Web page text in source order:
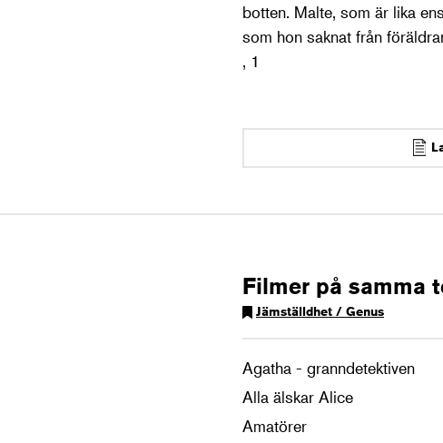
botten. Malte, som är lika
som hon saknat från
, 1
Filmer på samma
Jämställdhet / Genus
Agatha - granndetektiven
Alla älskar Alice
Amatörer